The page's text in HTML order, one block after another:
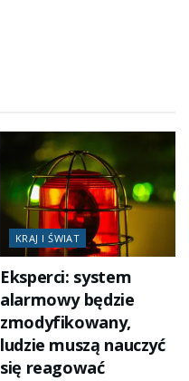
KRAJ I ŚWIAT
Eksperci: system
alarmowy będzie
zmodyfikowany,
ludzie muszą nauczyć
się reagować